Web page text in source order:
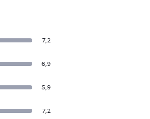
7,2
6,9
5,9
7,2